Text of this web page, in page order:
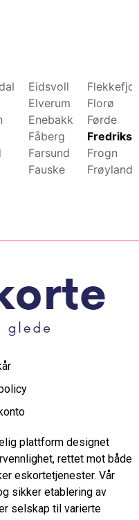
Eidsvoll
Elverum
Enebakk
Fåberg
Farsund
Fauske
Florø
Førde
Frogn
Frøyland
plattform designet
rettet mot både
eskortetjenester. Vår
sikker etablering av
selskap til varierte